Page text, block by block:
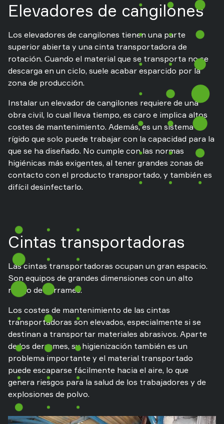
Elevadores de cangilones
Los elevadores de cangilones tienen una parte
superior abierta y una cinta transportadora de
rotación. Cuando el material que se transporta no se
descarga en un ciclo, suele acabar esparcido por la
zona de producción.
Instalar un elevador de cangilones requiere de una
obra civil, lo cual lleva tiempo, es caro e implica altos
costes de mantenimiento. Además, es un sistema
rígido que solo puede trabajar con la capacidad para la
que se ha diseñado. No cumple con las normas
higiénicas más exigentes, al tener grandes zonas de
contacto con el producto transportado, y también es
difícil desinfectarlo.
Cintas transportadoras
Las cintas transportadoras ocupan un gran espacio.
Son equipos de grandes dimensiones con un alto
riesgo de derrames.
Los costes de mantenimiento de las cintas
transportadoras son elevados, especialmente si se
destinan a transportar materiales abrasivos. Aparte
de los derrames, su higienización también es un
problema importante y el material transportado
puede escaparse fácilmente hacia el aire, lo que
genera riesgos para la salud de los trabajadores y de
explosiones de polvo.